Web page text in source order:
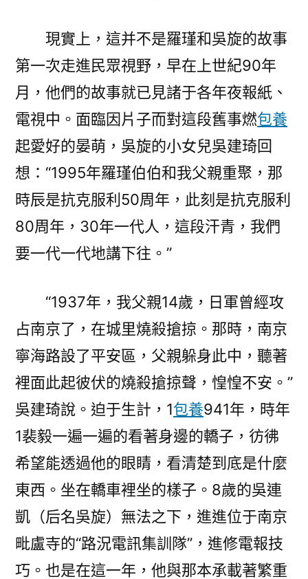
現實上，這并不是羅瑾和吳旋的故事
第一次走進民眾視野，早在上世紀90年
月，他們的故事就已見諸于各年夜報紙、
電視中。面臨因片子而對這段舊事燃包養
起愛好的晏萌，吳旋的小女兒吳建琦回
想：“1995年羅瑾伯伯和我父親重聚，那
時辰是抗克服利50周年，此刻是抗克服利
80周年，30年一代人，這段汗青，我們
要一代一代地講下往。”
“1937年，我父親14歲，日軍曾經攻
占南京了，在城里燒殺搶掠。那時，南京
寧海路設了平安區，父親躲身此中，聽著
裡面此起彼伏的燒殺搶掠聲，惶惶不安。”
吳建琦說。迫于生計，1包養941年，時年
1裴毅一遍一遍的看著身邊的轎子，彷彿
希望能透過他的眼睛，看清楚到底是什麼
東西。坐在轎車裡坐的樣子。8歲的吳連
凱（后名吳旋）無法之下，進進位于南京
毗盧寺的“路況電訊集訓隊”，進修電報技
巧。也是在這一年，他與那本承載著繁重